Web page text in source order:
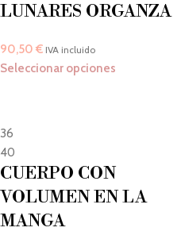
LUNARES ORGANZA
90,50 € IVA incluido
Seleccionar opciones
36
40
CUERPO CON
VOLUMEN EN LA
MANGA